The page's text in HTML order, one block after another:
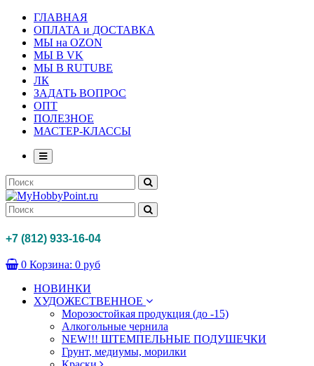
ГЛАВНАЯ
ОПЛАТА и ДОСТАВКА
МЫ на OZON
МЫ В VK
МЫ В RUTUBE
ЛК
ЗАДАТЬ ВОПРОС
ОПТ
ПОЛЕЗНОЕ
МАСТЕР-КЛАССЫ
+7 (812) 933-16-04
0 Корзина: 0 руб
НОВИНКИ
ХУДОЖЕСТВЕННОЕ
Морозостойкая продукция (до -15)
Алкогольные чернила
NEW!!! ШТЕМПЕЛЬНЫЕ ПОДУШЕЧКИ
Грунт, медиумы, морилки